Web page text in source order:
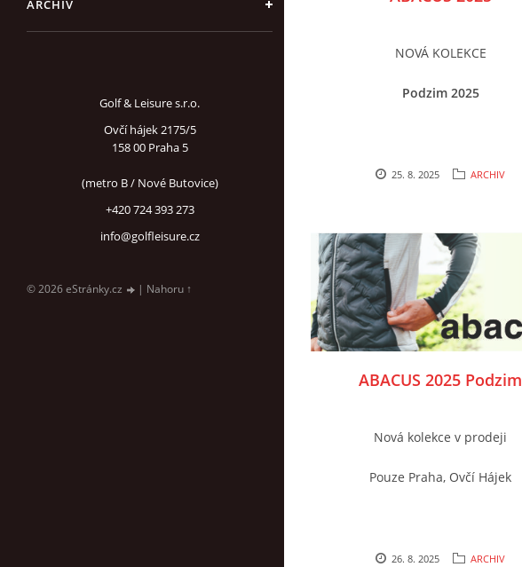
ARCHIV
Golf & Leisure s.r.o.
Ovčí hájek 2175/5
158 00 Praha 5
(metro B / Nové Butovice)
+420 724 393 273
info@golfleisure.cz
© 2026 eStránky.cz | Nahoru ↑
NOVÁ KOLEKCE
Podzim 2025
25. 8. 2025 ARCHIV
ABACUS 2025 Podzim
Nová kolekce v prodeji
Pouze Praha, Ovčí Hájek
26. 8. 2025 ARCHIV